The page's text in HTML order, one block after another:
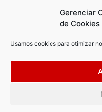
Gerenciar
de Cookies
Usamos cookies para otimizar
Central Press – todos os